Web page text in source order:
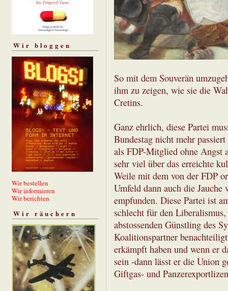
Wir bloggen
Wir bestellen
Wir informieren
Wir berichten
Wir räuchern
So mit dem Souverän
ihm zu zeigen, wie sie die
Cretins.
Ganz ehrlich, diese Partei
Bundestag nicht mehr
als FDP-Mitglied ohne Angst
sehr viel über das erreichte
Weile mit dem von der FDP
Umfeld dann auch die
empfunden. Diese Partei ist
schlecht für den
abstossenden Günstling des
Koalitionspartner
erkämpft haben und wenn er
sein -dann lässt er die Union
Giftgas- und